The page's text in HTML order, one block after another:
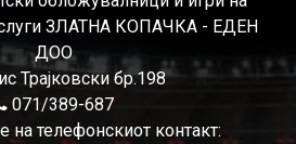
ЗЛАТНА КОПАЧКА - ЕДЕН
ДОО
Трајковски бр.198
071/389-687
на телефонскиот контакт: